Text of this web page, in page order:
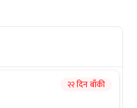
२२ दिन बाँकी